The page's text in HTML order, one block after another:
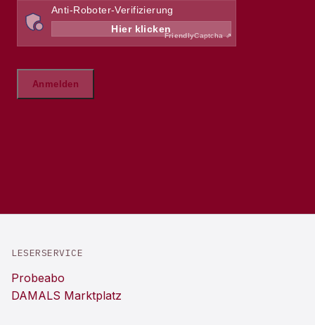
LESERSERVICE
Probeabo
DAMALS Marktplatz